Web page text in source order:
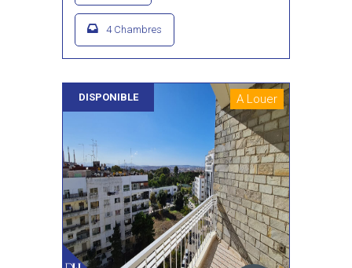
4 Chambres
DISPONIBLE A Louer